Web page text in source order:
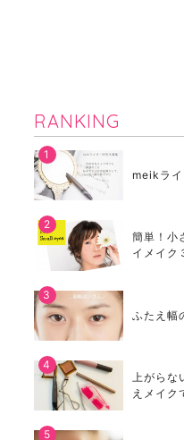
RANKING
meikラ
簡単！小
イメイク
ふたえ幅
上がらな
えメイク